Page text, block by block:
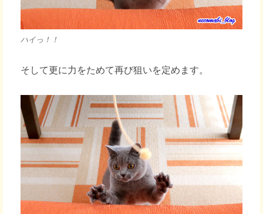
ハイっ！！
そして更に力をためて再び狙いを定めます。